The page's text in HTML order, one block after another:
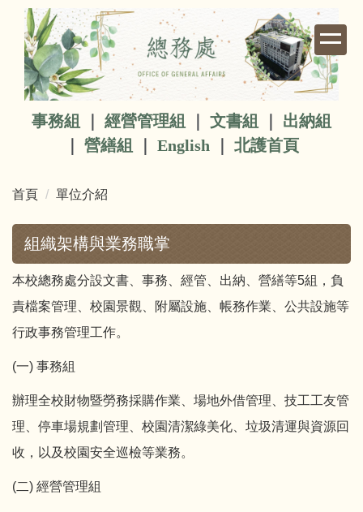
事務組 經營管理組 文書組
出納組
營繕組 English 北護首頁
首頁 單位介紹
組織架構與業務職掌
本校總務處分設文書、事務、經管、出納、營繕等5組，負
責檔案管理、校園景觀、附屬設施、帳務作業、公共設施等
行政事務管理工作。
(一) 事務組
辦理全校財物暨勞務採購作業、場地外借管理、技工工友管
理、停車場規劃管理、校園清潔綠美化、垃圾清運與資源回
收，以及校園安全巡檢等業務。
(二) 經營管理組